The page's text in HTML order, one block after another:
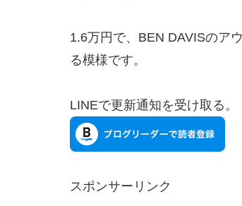
1.6万円で、BEN DAVISのア
る模様です。
LINEで更新通知を受け取る。
スポンサーリンク